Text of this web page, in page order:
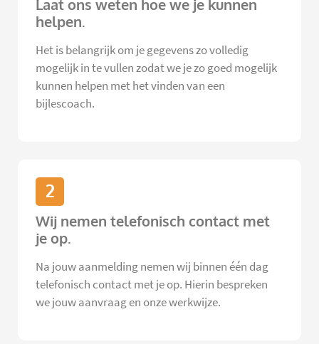
Laat ons weten hoe we je kunnen
helpen.
Het is belangrijk om je gegevens zo volledig
mogelijk in te vullen zodat we je zo goed mogelijk
kunnen helpen met het vinden van een
bijlescoach.
2
Wij nemen telefonisch contact met
je op.
Na jouw aanmelding nemen wij binnen één dag
telefonisch contact met je op. Hierin bespreken
we jouw aanvraag en onze werkwijze.